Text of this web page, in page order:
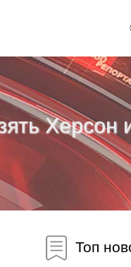
Херсон
Топ